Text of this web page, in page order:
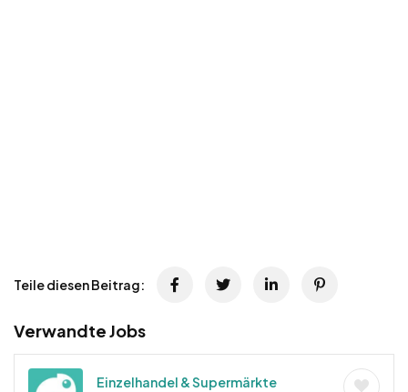
Teile diesen Beitrag:
Verwandte Jobs
Einzelhandel & Supermärkte